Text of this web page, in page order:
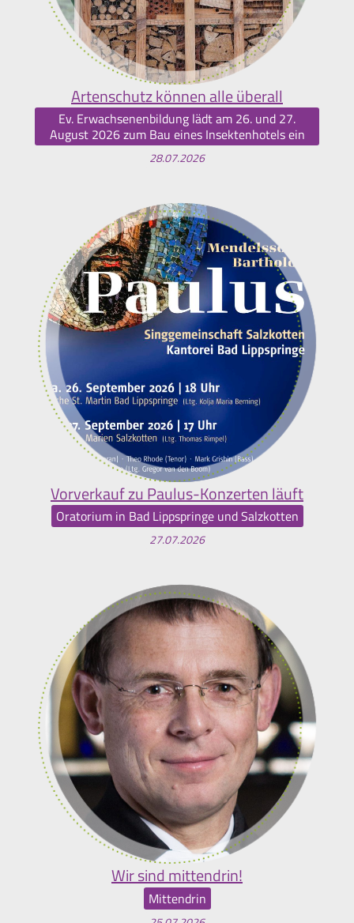
Artenschutz können alle überall
Ev. Erwachsenenbildung lädt am 26. und 27.
August 2026 zum Bau eines Insektenhotels ein
28.07.2026
Vorverkauf zu Paulus-Konzerten läuft
Oratorium in Bad Lippspringe und Salzkotten
27.07.2026
Wir sind mittendrin!
Mittendrin